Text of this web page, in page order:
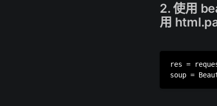
2. 使用
用
res =